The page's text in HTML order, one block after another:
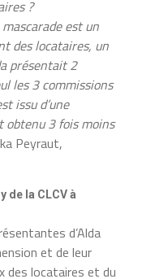
?
est un
des locataires, un
présentait 2
les 3 commissions
issu d’une
obtenu 3 fois moins
Peyraut,
de la CLCV à
d’Alda
et de leur
des locataires et du